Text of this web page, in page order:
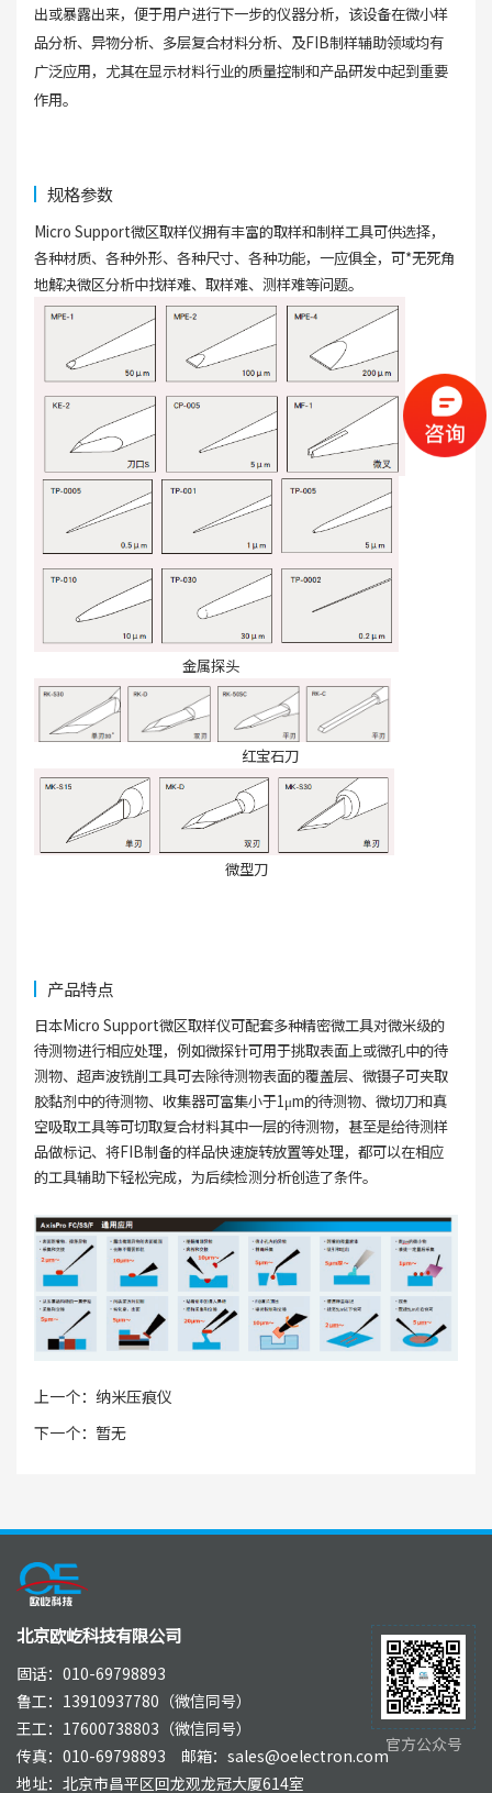
出或暴露出来，便于用户进行下一步的仪器分析，该设备在微小样
品分析、异物分析、多层复合材料分析、及FIB制样辅助领域均有
广泛应用，尤其在显示材料行业的质量控制和产品研发中起到重要
作用。
规格参数
Micro Support微区取样仪拥有丰富的取样和制样工具可供选择，
各种材质、各种外形、各种尺寸、各种功能，一应俱全，可*无死角
地解决微区分析中找样难、取样难、测样难等问题。
金属探头
红宝石刀
微型刀
产品特点
日本Micro Support微区取样仪可配套多种精密微工具对微米级的
待测物进行相应处理，例如微探针可用于挑取表面上或微孔中的待
测物、超声波铣削工具可去除待测物表面的覆盖层、微镊子可夹取
胶黏剂中的待测物、收集器可富集小于1μm的待测物、微切刀和真
空吸取工具等可切取复合材料其中一层的待测物，甚至是给待测样
品做标记、将FIB制备的样品快速旋转放置等处理，都可以在相应
的工具辅助下轻松完成，为后续检测分析创造了条件。
上一个：纳米压痕仪
下一个： 暂无
北京欧屹科技有限公司
固话：010-69798893
鲁工：13910937780（微信同号）
王工：17600738803（微信同号）
传真：010-69798893 邮箱：sales@oelectron.com
地址：北京市昌平区回龙观龙冠大厦614室
官方公众号